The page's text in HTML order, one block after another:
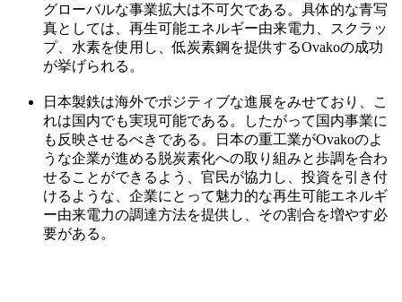
グローバルな事業拡大は不可欠である。具体的な青写
真としては、再生可能エネルギー由来電力、スクラッ
プ、水素を使用し、低炭素鋼を提供するOvakoの成功
が挙げられる。
日本製鉄は海外でポジティブな進展をみせており、こ
れは国内でも実現可能である。したがって国内事業に
も反映させるべきである。日本の重工業がOvakoのよ
うな企業が進める脱炭素化への取り組みと歩調を合わ
せることができるよう、官民が協力し、投資を引き付
けるような、企業にとって魅力的な再生可能エネルギ
ー由来電力の調達方法を提供し、その割合を増やす必
要がある。